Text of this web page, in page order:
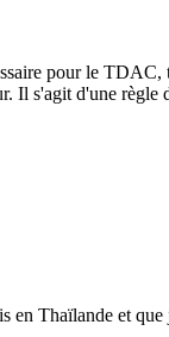
pour le
Il s'agit d'une
Thaïlande et